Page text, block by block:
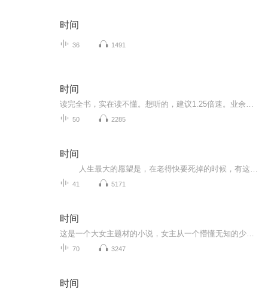
时间
36 1491
时间
50 2285
时间
41 5171
时间
70 3247
时间